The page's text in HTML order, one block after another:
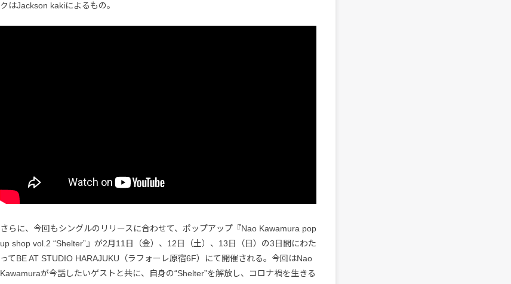
クはJackson kakiによるもの。
さらに、今回もシングルのリリースに合わせて、ポップアップ『Nao Kawamura pop
up shop vol.2 “Shelter”』が2月11日（金）、12日（土）、13日（日）の3日間にわた
ってBE AT STUDIO HARAJUKU（ラフォーレ原宿6F）にて開催される。今回はNao
Kawamuraが今話したいゲストと共に、自身の“Shelter”を解放し、コロナ禍を生きる